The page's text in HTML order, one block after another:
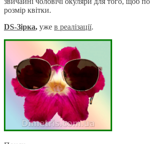
розмір квітки.
DS-Зірка, уже в реалізації.